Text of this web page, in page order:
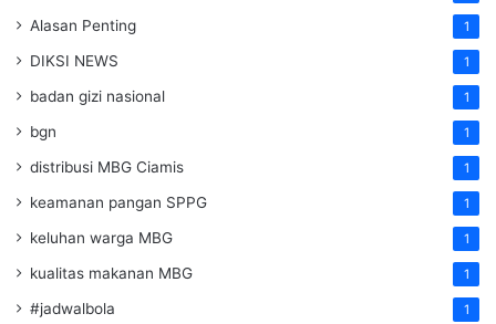
Alasan Penting 1
DIKSI NEWS 1
badan gizi nasional 1
bgn 1
distribusi MBG Ciamis 1
keamanan pangan SPPG 1
keluhan warga MBG 1
kualitas makanan MBG 1
#jadwalbola 1